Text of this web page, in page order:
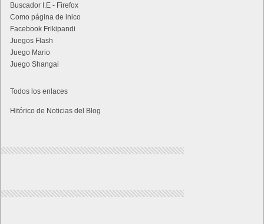
Buscador I.E - Firefox
Como página de inico
Facebook Frikipandi
Juegos Flash
Juego Mario
Juego Shangai
Todos los enlaces
Hitórico de Noticias del Blog